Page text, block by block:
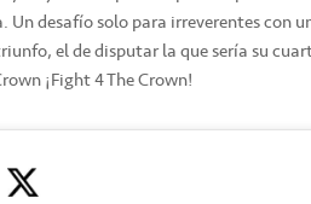
Un desafío solo para irreverentes con
el de disputar la que sería su
¡Fight 4 The Crown!